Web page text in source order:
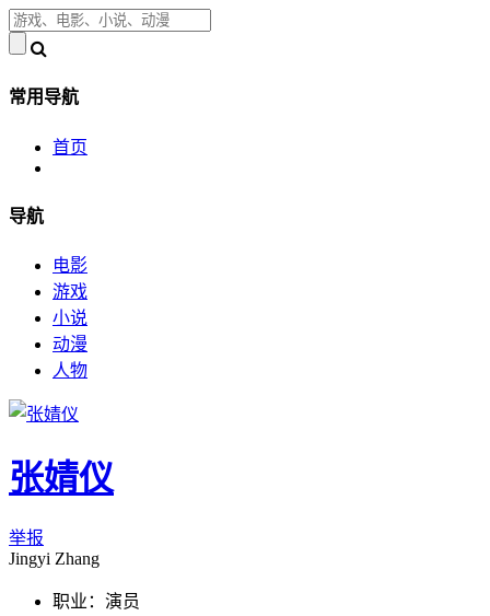
常用导航
首页
导航
电影
游戏
小说
动漫
人物
张婧仪
举报
Jingyi Zhang
职业：演员